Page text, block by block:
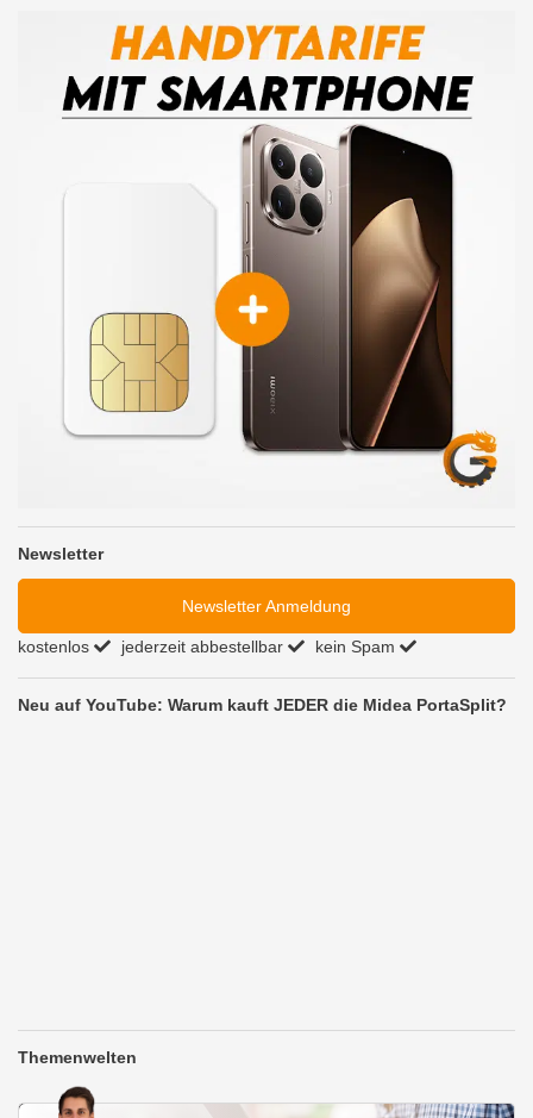
Newsletter
Newsletter Anmeldung
kostenlos jederzeit abbestellbar kein Spam
Neu auf YouTube: Warum kauft JEDER die Midea PortaSplit?
Themenwelten